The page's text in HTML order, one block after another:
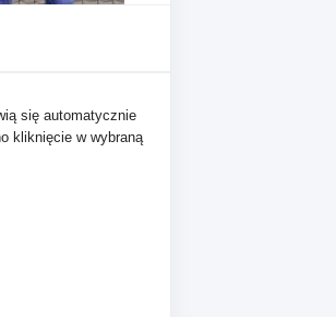
się automatycznie
kliknięcie w wybraną